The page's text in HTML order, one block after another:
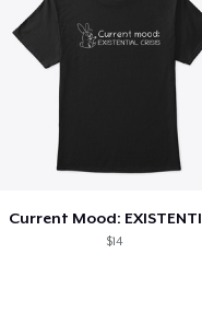
$14